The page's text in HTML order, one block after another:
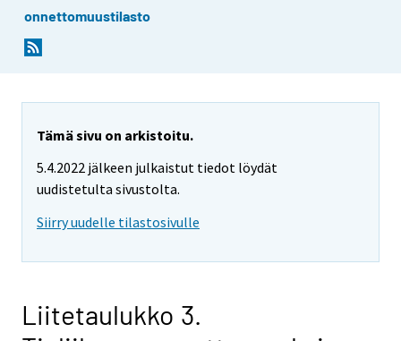
onnettomuustilasto
Tämä sivu on arkistoitu.
5.4.2022 jälkeen julkaistut tiedot löydät
uudistetulta sivustolta.
Siirry uudelle tilastosivulle
Liitetaulukko 3.